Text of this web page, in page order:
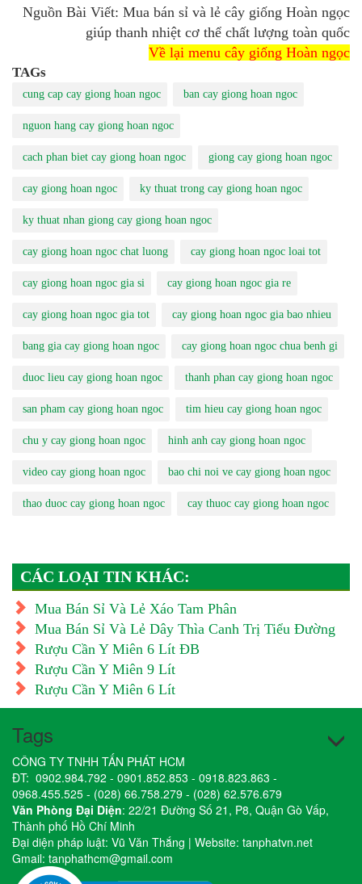
Nguồn Bài Viết: Mua bán sỉ và lẻ cây giống Hoàn ngọc
giúp thanh nhiệt cơ thể chất lượng toàn quốc
Về lại menu cây giống Hoàn ngọc
TAGs
cung cap cay giong hoan ngoc ban cay giong hoan ngoc
nguon hang cay giong hoan ngoc
cach phan biet cay giong hoan ngoc giong cay giong hoan ngoc
cay giong hoan ngoc ky thuat trong cay giong hoan ngoc
ky thuat nhan giong cay giong hoan ngoc
cay giong hoan ngoc chat luong cay giong hoan ngoc loai tot
cay giong hoan ngoc gia si cay giong hoan ngoc gia re
cay giong hoan ngoc gia tot cay giong hoan ngoc gia bao nhieu
bang gia cay giong hoan ngoc cay giong hoan ngoc chua benh gi
duoc lieu cay giong hoan ngoc thanh phan cay giong hoan ngoc
san pham cay giong hoan ngoc tim hieu cay giong hoan ngoc
chu y cay giong hoan ngoc hinh anh cay giong hoan ngoc
video cay giong hoan ngoc bao chi noi ve cay giong hoan ngoc
thao duoc cay giong hoan ngoc cay thuoc cay giong hoan ngoc
CÁC LOẠI TIN KHÁC:
Mua Bán Sỉ Và Lẻ Xáo Tam Phân
Mua Bán Sỉ Và Lẻ Dây Thìa Canh Trị Tiểu Đường
Rượu Cần Y Miên 6 Lít ĐB
Rượu Cần Y Miên 9 Lít
Rượu Cần Y Miên 6 Lít
Tags
CÔNG TY TNHH TẤN PHÁT HCM
ĐT: 0902.984.792 - 0901.852.853 - 0918.823.863 -
0968.455.525 - (028) 66.758.279 - (028) 62.576.679
Văn Phòng Đại Diện: 22/21 Đường Số 21, P8, Quận Gò Vấp,
Thành phố Hồ Chí Minh
Đại diện pháp luật: Vũ Văn Thắng | Website: tanphatvn.net
Gmail: tanphathcm@gmail.com